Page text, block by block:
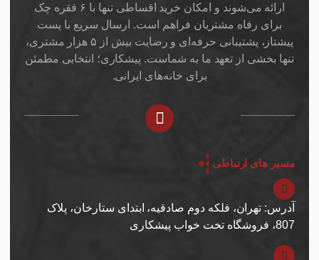
ارائه می‌شوند و امکان خرید اقساطی تنها با ۶ فقره چک
برای رفاه مشتریان فراهم است. ارسال سریع با پست
پیشتاز، پشتیبانی حرفه‌ای و رضایت بیش از ۵ هزار مشتری،
تنها بخشی از تعهد ما به شماست. پیشکاری؛ انتخابی مطمئن
برای خانه‌های ایرانی.
I
n
r
a
مسیر های ارتباطی
آدرس: تهران، فلکه دوم صادقیه، ابتدای ستارخان، پلاک
807، فروشگاه تخت خواب پیشکاری